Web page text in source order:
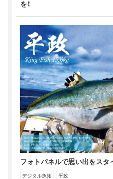
を！
フォトパネルで思い出をスタ
デジタル魚拓 平政